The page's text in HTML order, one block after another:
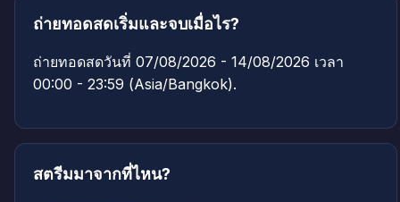
ถ่ายทอดสดเริ่มและจบเมื่อไร?
ถ่ายทอดสดวันที่ 07/08/2026 - 14/08/2026 เวลา
00:00 - 23:59 (Asia/Bangkok).
สตรีมมาจากที่ไหน?